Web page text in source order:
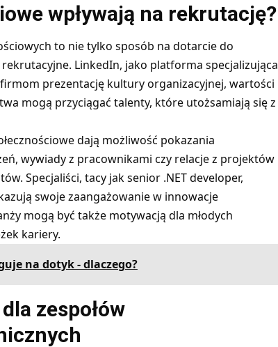
wpływają na rekrutację?
to nie tylko sposób na dotarcie do
LinkedIn, jako platforma specjalizująca
prezentację kultury organizacyjnej, wartości
mogą przyciągać talenty, które utożsamiają się z
dają możliwość pokazania
wywiady z pracownikami czy relacje z projektów
Specjaliści, tacy jak senior .NET developer,
swoje zaangażowanie w innowacje
mogą być także motywacją dla młodych
kariery.
na dotyk - dlaczego?
zespołów